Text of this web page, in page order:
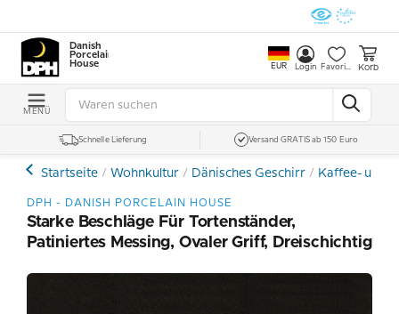
Danish
Porcelain
House
EUR Login Favoriten Korb
MENÜ
Schnelle Lieferung Versand GRATIS ab 150 Euro
Startseite Wohnkultur Dänisches Geschirr Kaffee- und
DPH - DANISH PORCELAIN HOUSE
Starke Beschläge Für Tortenständer,
Patiniertes Messing, Ovaler Griff, Dreischichtig